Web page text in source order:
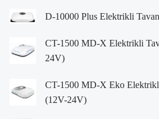
D-10000 Plus Elektrikli
CT-1500 MD-X Elektrikli
24V)
CT-1500 MD-X Eko
(12V-24V)